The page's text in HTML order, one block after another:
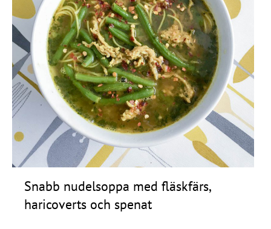
Snabb nudelsoppa med fläskfärs,
haricoverts och spenat